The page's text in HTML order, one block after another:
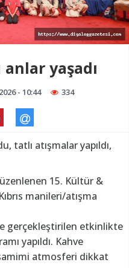
yaşadı
- 10:44 334
tatlı atışmalar yapıldı,
15. Kültür &
manileri/atışma
gerçekleştirilen etkinlikte
yapıldı. Kahve
atmosferi dikkat